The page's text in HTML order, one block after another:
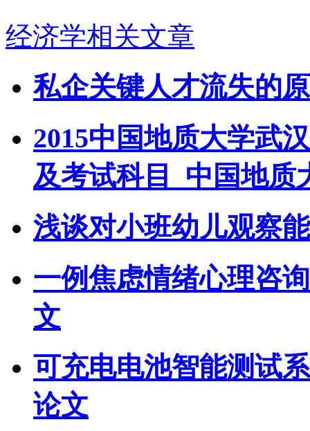
经济学相关文章
私企关键人才流失的
2015中国地质大学武
及考试科目_中国地质
浅谈对小班幼儿观察
一例焦虑情绪心理咨
文
可充电电池智能测试
论文